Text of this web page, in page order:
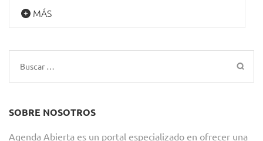
MÁS
Buscar:
SOBRE NOSOTROS
Agenda Abierta es un portal especializado en ofrecer una